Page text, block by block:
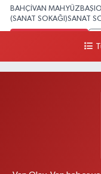
BAHÇİVAN
(SANAT SOKAĞI)SANAT
BEYAZIT MAH.ZEYLAN